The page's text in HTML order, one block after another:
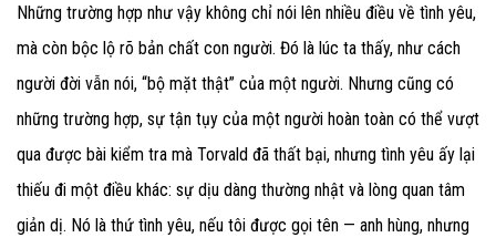
Những trường hợp như vậy không chỉ nói lên nhiều điều về tình yêu,
mà còn bộc lộ rõ bản chất con người. Đó là lúc ta thấy, như cách
người đời vẫn nói, “bộ mặt thật” của một người. Nhưng cũng có
những trường hợp, sự tận tụy của một người hoàn toàn có thể vượt
qua được bài kiểm tra mà Torvald đã thất bại, nhưng tình yêu ấy lại
thiếu đi một điều khác: sự dịu dàng thường nhật và lòng quan tâm
giản dị. Nó là thứ tình yêu, nếu tôi được gọi tên — anh hùng, nhưng